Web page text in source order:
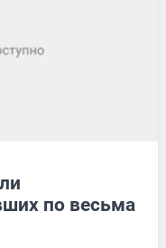
по весьма